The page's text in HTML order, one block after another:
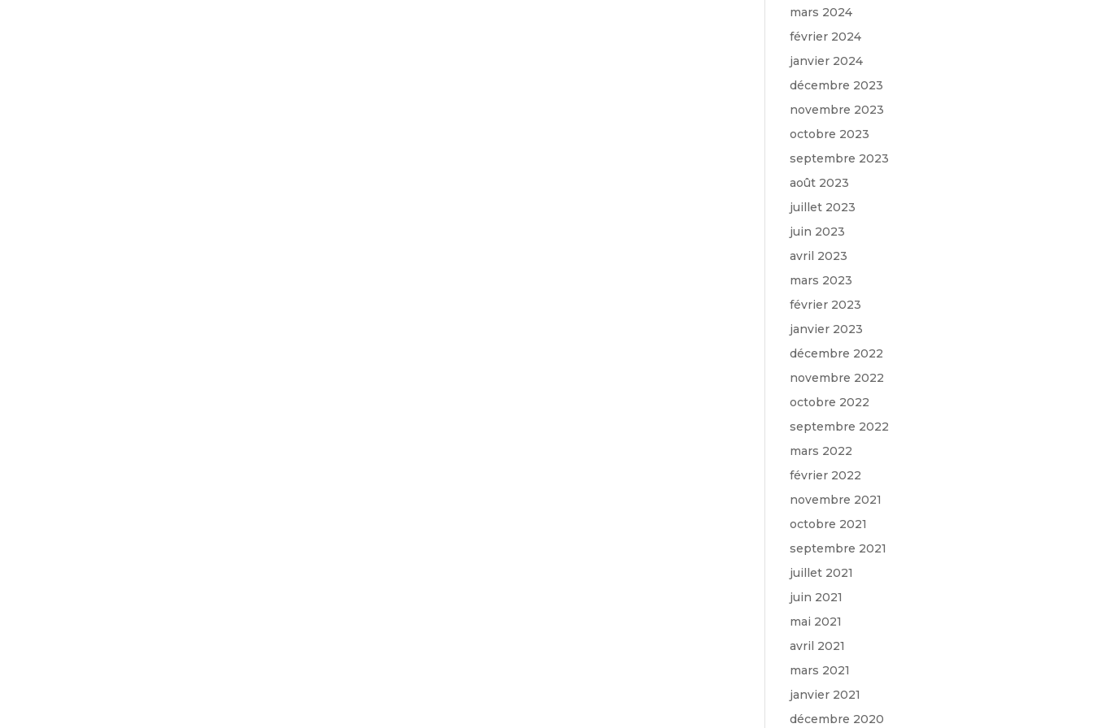
mars 2024
février 2024
janvier 2024
décembre 2023
novembre 2023
octobre 2023
septembre 2023
août 2023
juillet 2023
juin 2023
avril 2023
mars 2023
février 2023
janvier 2023
décembre 2022
novembre 2022
octobre 2022
septembre 2022
mars 2022
février 2022
novembre 2021
octobre 2021
septembre 2021
juillet 2021
juin 2021
mai 2021
avril 2021
mars 2021
janvier 2021
décembre 2020